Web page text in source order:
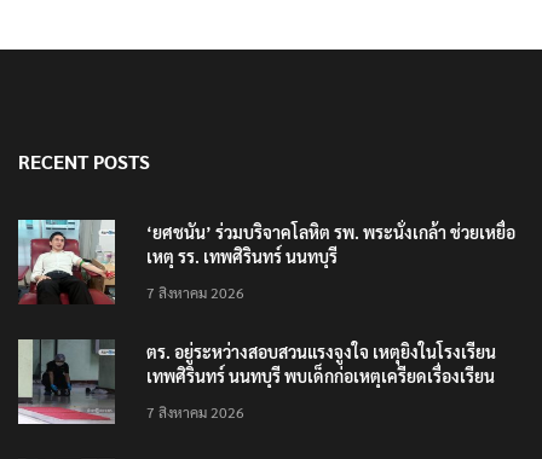
RECENT POSTS
‘ยศชนัน’ ร่วมบริจาคโลหิต รพ. พระนั่งเกล้า ช่วยเหยื่อ
เหตุ รร. เทพศิรินทร์ นนทบุรี
7 สิงหาคม 2026
ตร. อยู่ระหว่างสอบสวนแรงจูงใจ เหตุยิงในโรงเรียน
เทพศิรินทร์ นนทบุรี พบเด็กก่อเหตุเครียดเรื่องเรียน
7 สิงหาคม 2026